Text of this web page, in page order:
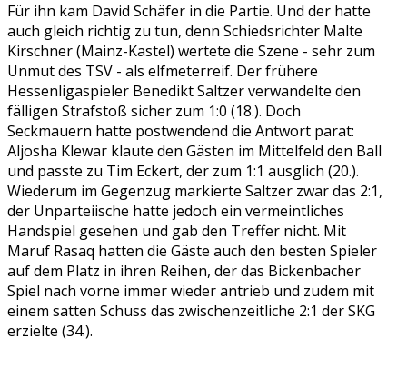
Für ihn kam David Schäfer in die Partie. Und der hatte
auch gleich richtig zu tun, denn Schiedsrichter Malte
Kirschner (Mainz-Kastel) wertete die Szene - sehr zum
Unmut des TSV - als elfmeterreif. Der frühere
Hessenligaspieler Benedikt Saltzer verwandelte den
fälligen Strafstoß sicher zum 1:0 (18.). Doch
Seckmauern hatte postwendend die Antwort parat:
Aljosha Klewar klaute den Gästen im Mittelfeld den Ball
und passte zu Tim Eckert, der zum 1:1 ausglich (20.).
Wiederum im Gegenzug markierte Saltzer zwar das 2:1,
der Unparteiische hatte jedoch ein vermeintliches
Handspiel gesehen und gab den Treffer nicht. Mit
Maruf Rasaq hatten die Gäste auch den besten Spieler
auf dem Platz in ihren Reihen, der das Bickenbacher
Spiel nach vorne immer wieder antrieb und zudem mit
einem satten Schuss das zwischenzeitliche 2:1 der SKG
erzielte (34.).